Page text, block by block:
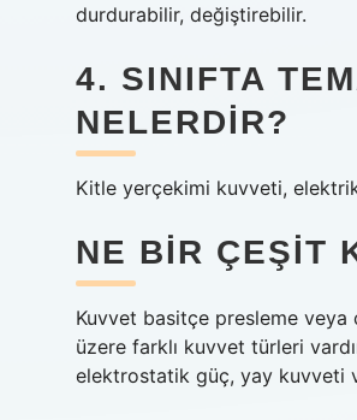
durdurabilir, değiştirebilir.
4. SINIFTA
NELERDIR?
Kitle yerçekimi kuvveti,
NE BIR ÇEŞIT
Kuvvet basitçe presleme veya
üzere farklı kuvvet türleri
elektrostatik güç, yay kuvveti